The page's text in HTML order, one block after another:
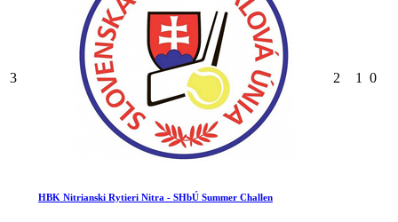
3
HBK Nitrianski Rytieri Nitra - SHbÚ Summer Challen
2 1 0